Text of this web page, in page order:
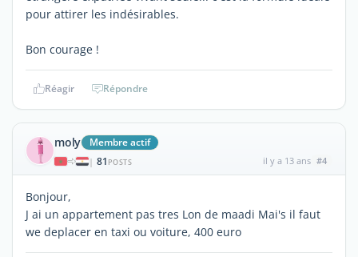
pour attirer les indésirables.
Bon courage !
Réagir Répondre
moly Membre actif
| 81 POSTS il y a 13 ans #4
Bonjour,
J ai un appartement pas tres Lon de maadi Mai's il faut
we deplacer en taxi ou voiture, 400 euro